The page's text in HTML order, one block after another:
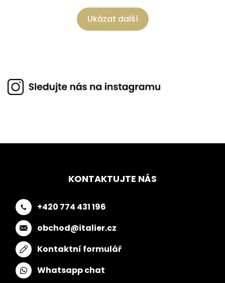
Ukázat další
KONTAKTUJTE NÁS
+420 774 431 196
obchod@italier.cz
Kontaktní formulář
Whatsapp chat